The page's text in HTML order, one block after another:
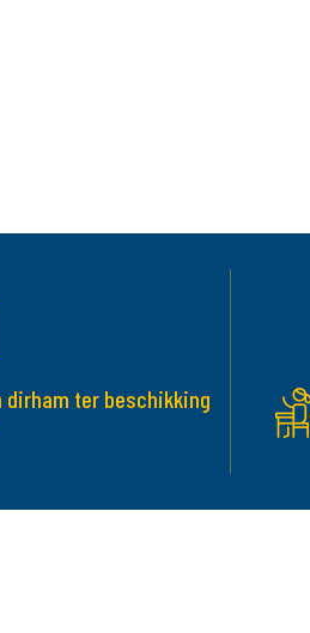
dirham ter beschikking